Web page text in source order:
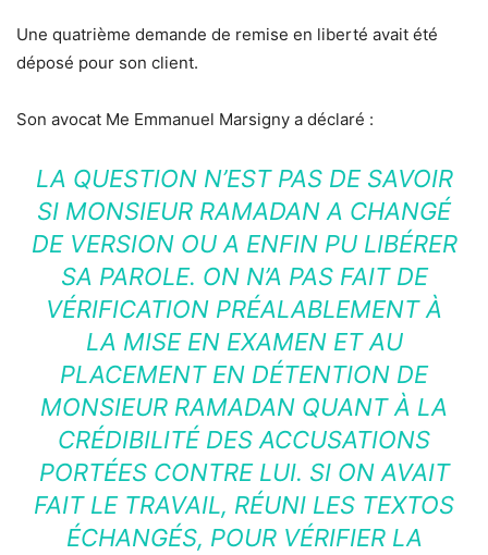
Une quatrième demande de remise en liberté avait été
déposé pour son client.
Son avocat Me Emmanuel Marsigny a déclaré :
LA QUESTION N’EST PAS DE SAVOIR
SI MONSIEUR RAMADAN A CHANGÉ
DE VERSION OU A ENFIN PU LIBÉRER
SA PAROLE. ON N’A PAS FAIT DE
VÉRIFICATION PRÉALABLEMENT À
LA MISE EN EXAMEN ET AU
PLACEMENT EN DÉTENTION DE
MONSIEUR RAMADAN QUANT À LA
CRÉDIBILITÉ DES ACCUSATIONS
PORTÉES CONTRE LUI. SI ON AVAIT
FAIT LE TRAVAIL, RÉUNI LES TEXTOS
ÉCHANGÉS, POUR VÉRIFIER LA